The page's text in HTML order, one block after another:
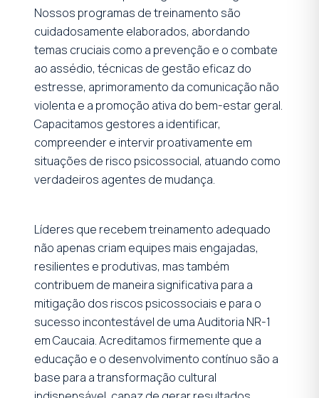
Nossos programas de treinamento são
cuidadosamente elaborados, abordando
temas cruciais como a prevenção e o combate
ao assédio, técnicas de gestão eficaz do
estresse, aprimoramento da comunicação não
violenta e a promoção ativa do bem-estar geral.
Capacitamos gestores a identificar,
compreender e intervir proativamente em
situações de risco psicossocial, atuando como
verdadeiros agentes de mudança.
Líderes que recebem treinamento adequado
não apenas criam equipes mais engajadas,
resilientes e produtivas, mas também
contribuem de maneira significativa para a
mitigação dos riscos psicossociais e para o
sucesso incontestável de uma Auditoria NR-1
em Caucaia. Acreditamos firmemente que a
educação e o desenvolvimento contínuo são a
base para a transformação cultural